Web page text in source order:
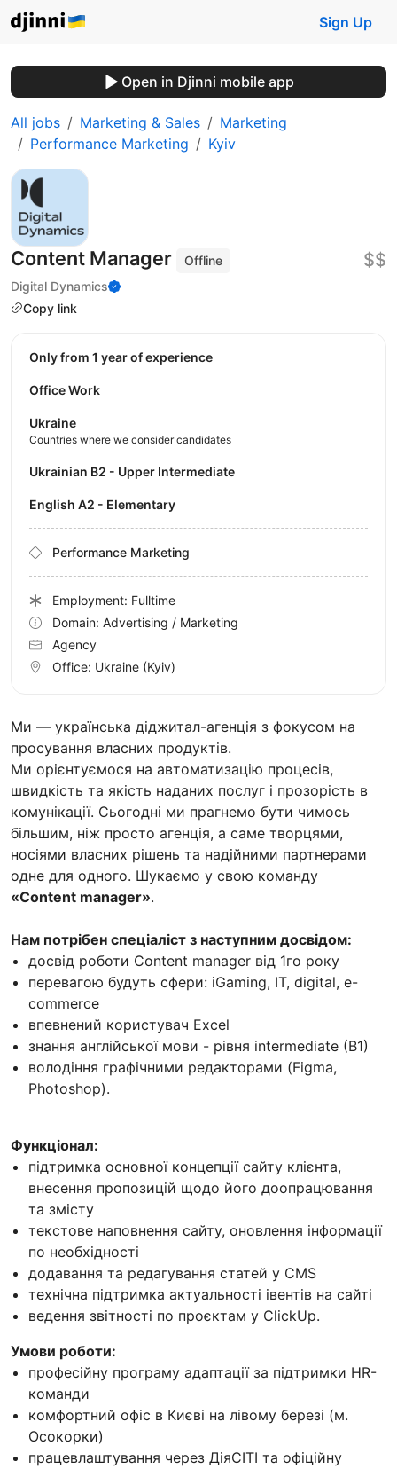
Sign Up
Open in Djinni mobile app
All jobs Marketing & Sales
Marketing
Performance Marketing
Kyiv
Content Manager
Offline
Digital Dynamics
Copy link
$$
Ми — українська діджитал-агенція з фокусом на
просування власних продуктів.
Ми орієнтуємося на автоматизацію процесів,
швидкість та якість наданих послуг і прозорість в
комунікації. Сьогодні ми прагнемо бути чимось
більшим, ніж просто агенція, а саме творцями,
носіями власних рішень та надійними партнерами
одне для одного. Шукаємо у свою команду
«Content manager».
Нам потрібен спеціаліст з наступним досвідом:
досвід роботи Content manager від 1го року
перевагою будуть сфери: iGaming, IT, digital, e-
commerce
впевнений користувач Excel
знання англійської мови - рівня intermediate (B1)
володіння графічними редакторами (Figma,
Photoshop).
Функціонал:
підтримка основної концепції сайту клієнта,
внесення пропозицій щодо його доопрацювання
та змісту
текстове наповнення сайту, оновлення інформації
по необхідності
додавання та редагування статей у CMS
технічна підтримка актуальності івентів на сайті
ведення звітності по проєктам у ClickUp.
Умови роботи:
професійну програму адаптації за підтримки HR-
команди
комфортний офіс в Києві на лівому березі (м.
Осокорки)
працевлаштування через ДіяСІТІ та офіційну
Only from 1 year of experience
Office Work
Ukraine
Countries where we consider candidates
Ukrainian B2 - Upper Intermediate
English A2 - Elementary
Performance Marketing
Employment: Fulltime
Domain: Advertising / Marketing
Agency
Office: Ukraine (Kyiv)